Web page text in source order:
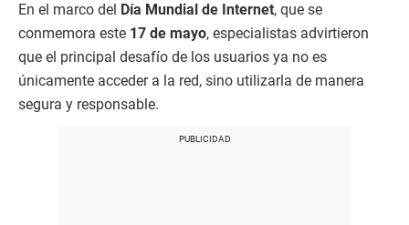
En el marco del Día Mundial de Internet, que se
conmemora este 17 de mayo, especialistas advirtieron
que el principal desafío de los usuarios ya no es
únicamente acceder a la red, sino utilizarla de manera
segura y responsable.